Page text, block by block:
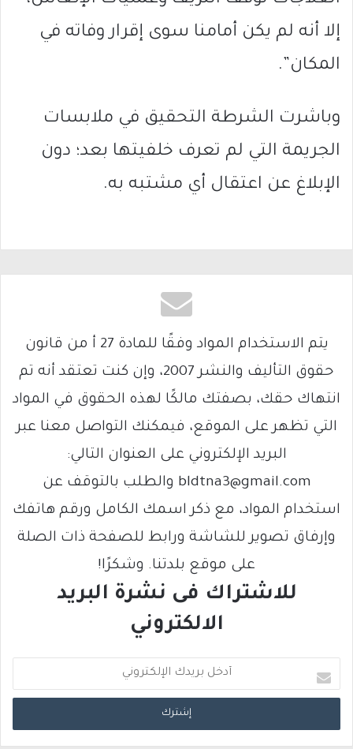
إلا أنه لم يكن أمامنا سوى إقرار وفاته في
المكان”.
وباشرت الشرطة التحقيق في ملابسات
الجريمة التي لم تعرف خلفيتها بعد؛ دون
الإبلاغ عن اعتقال أي مشتبه به.
يتم الاستخدام المواد وفقًا للمادة 27 أ من قانون
حقوق التأليف والنشر 2007، وإن كنت تعتقد أنه تم
انتهاك حقك، بصفتك مالكًا لهذه الحقوق في المواد
التي تظهر على الموقع، فيمكنك التواصل معنا عبر
البريد الإلكتروني على العنوان التالي:
bldtna3@gmail.com والطلب بالتوقف عن
استخدام المواد، مع ذكر اسمك الكامل ورقم هاتفك
وإرفاق تصوير للشاشة ورابط للصفحة ذات الصلة
على موقع بلدتنا. وشكرًا!
للاشتراك فى نشرة البريد
الالكتروني
د
خ